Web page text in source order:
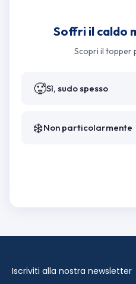
Soffri il caldo
Scopri il topper
🥵Sì, sudo spesso
❄️Non particolarmente
Iscriviti alla nostra newsletter